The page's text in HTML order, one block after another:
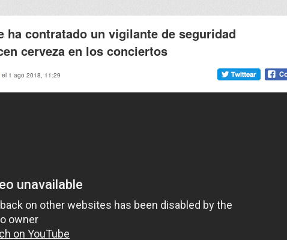
ha contratado un vigilante de seguridad
cerveza en los conciertos
el 1 ago 2018, 11:29